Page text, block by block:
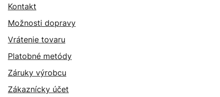
Kontakt
Možnosti dopravy
Vrátenie tovaru
Platobné metódy
Záruky výrobcu
Zákaznícky účet